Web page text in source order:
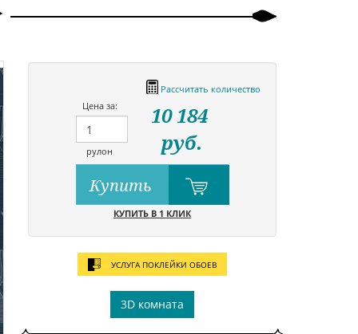
Рассчитать количество
Цена за:
рулон
10 184
руб.
Купить
КУПИТЬ В 1 КЛИК
УСЛУГА ПОКЛЕЙКИ ОБОЕВ
3D комната